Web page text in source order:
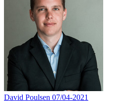
David Poulsen 07/04-2021